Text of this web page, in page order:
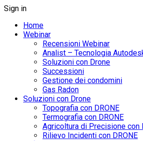
Sign in
Home
Webinar
Recensioni Webinar
Analist – Tecnologia
Soluzioni con Drone
Successioni
Gestione dei condomini
Gas Radon
Soluzioni con Drone
Topografia con DRONE
Termografia con DRONE
Agricoltura di Precisione con
Rilievo Incidenti con DRONE